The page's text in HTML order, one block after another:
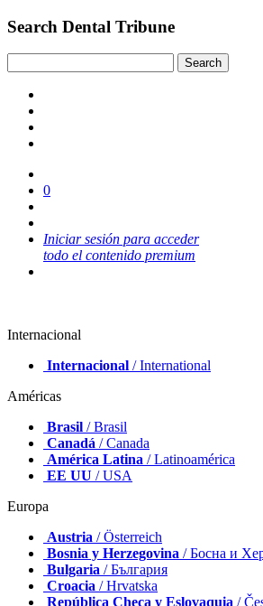
Search Dental Tribune
0
Iniciar sesión para acceder
todo el contenido premium
Internacional
Internacional / International
Américas
Brasil / Brasil
Canadá / Canada
América Latina / Latinoamérica
EE UU / USA
Europa
Austria / Österreich
Bosnia y Herzegovina / Босна и
Bulgaria / България
Croacia / Hrvatska
República Checa y Eslovaquia /